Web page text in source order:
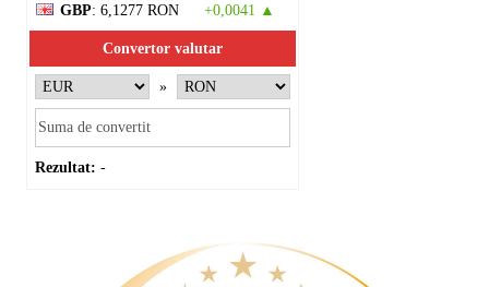
GBP: 6,1277 RON +0,0041 ▲
Convertor valutar
»
Rezultat: -